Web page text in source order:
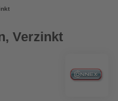
Verzinkt